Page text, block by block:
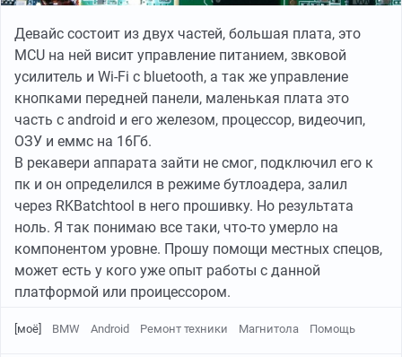
Девайс состоит из двух частей, большая плата, это
MCU на ней висит управление питанием, звковой
усилитель и Wi-Fi с bluetooth, а так же управление
кнопками передней панели, маленькая плата это
часть с android и его железом, процессор, видеочип,
ОЗУ и еммс на 16Гб.
В рекавери аппарата зайти не смог, подключил его к
пк и он определился в режиме бутлоадера, залил
через RKBatchtool в него прошивку. Но результата
ноль. Я так понимаю все таки, что-то умерло на
компонентом уровне. Прошу помощи местных спецов,
может есть у кого уже опыт работы с данной
платформой или проицессором.
[моё] BMW Android Ремонт техники Магнитола Помощь